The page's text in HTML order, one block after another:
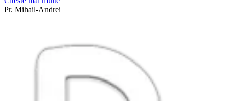
Pr. Mihail-Andrei